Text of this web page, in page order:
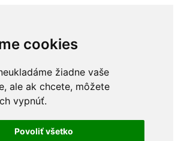
cookies
žiadne vaše
ale ak chcete, môžete
vypnúť.
Povoliť všetko